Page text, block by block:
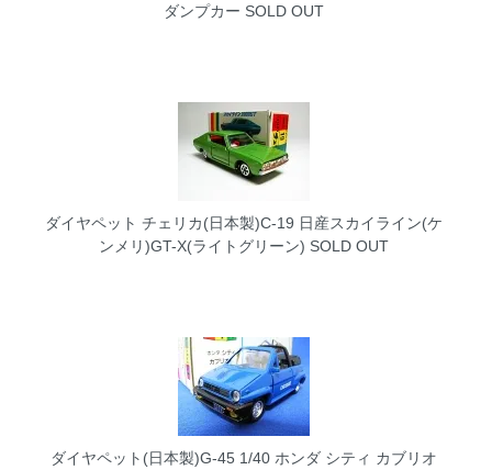
ダンプカー SOLD OUT
ダイヤペット チェリカ(日本製)C-19 日産スカイライン(ケ
ンメリ)GT-X(ライトグリーン) SOLD OUT
ダイヤペット(日本製)G-45 1/40 ホンダ シティ カブリオ